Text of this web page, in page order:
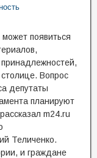
появиться
Вопрос
депутаты
планируют
m24.ru
Теличенко.
и граждане